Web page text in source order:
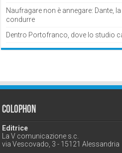
Naufragare non è annegare: Dante,
condurre
Dentro Portofranco, dove lo studio
Colophon
Editrice
La V comunicazione s.c.
via Vescovado, 3 - 15121 Alessandria